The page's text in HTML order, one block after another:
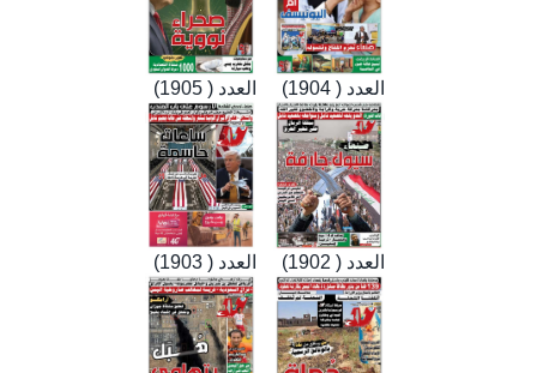
العدد ( 1905) العدد ( 1904)
العدد ( 1903) العدد ( 1902)